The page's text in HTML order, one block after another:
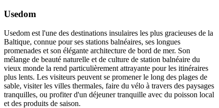
Usedom
Usedom est l'une des destinations insulaires les plus gracieuses de la
Baltique, connue pour ses stations balnéaires, ses longues
promenades et son élégante architecture de bord de mer. Son
mélange de beauté naturelle et de culture de station balnéaire du
vieux monde la rend particulièrement attrayante pour les itinéraires
plus lents. Les visiteurs peuvent se promener le long des plages de
sable, visiter les villes thermales, faire du vélo à travers des paysages
tranquilles, ou profiter d'un déjeuner tranquille avec du poisson local
et des produits de saison.